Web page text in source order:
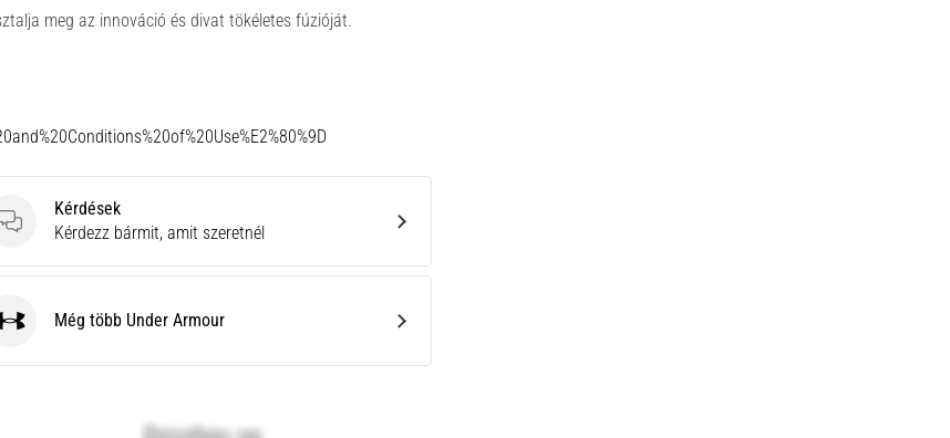
meg az innováció és divat tökéletes fúzióját.
Kérdések
Kérdések
Kérdezz bármit, amit szeretnél
Under ArmourMég több Under Armour